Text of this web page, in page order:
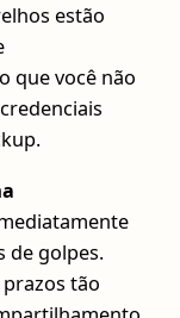
estão
que você não
de golpes.
tão